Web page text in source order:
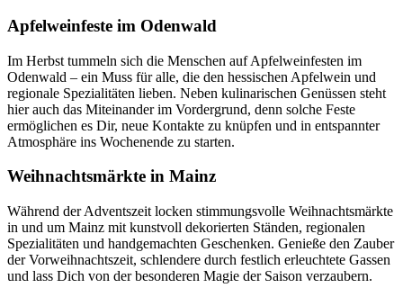
Apfelweinfeste im Odenwald
Im Herbst tummeln sich die Menschen auf Apfelweinfesten im
Odenwald – ein Muss für alle, die den hessischen Apfelwein und
regionale Spezialitäten lieben. Neben kulinarischen Genüssen steht
hier auch das Miteinander im Vordergrund, denn solche Feste
ermöglichen es Dir, neue Kontakte zu knüpfen und in entspannter
Atmosphäre ins Wochenende zu starten.
Weihnachtsmärkte in Mainz
Während der Adventszeit locken stimmungsvolle Weihnachtsmärkte
in und um Mainz mit kunstvoll dekorierten Ständen, regionalen
Spezialitäten und handgemachten Geschenken. Genieße den Zauber
der Vorweihnachtszeit, schlendere durch festlich erleuchtete Gassen
und lass Dich von der besonderen Magie der Saison verzaubern.